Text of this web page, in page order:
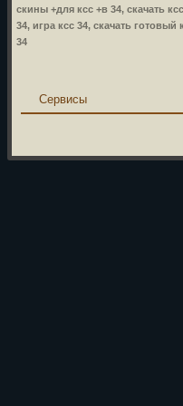
скины +для ксс +в 34, скачать
34, игра ксс 34, скачать готовый
34
Сервисы